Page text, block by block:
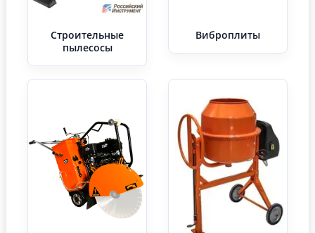
Строительные
пылесосы
Виброплиты